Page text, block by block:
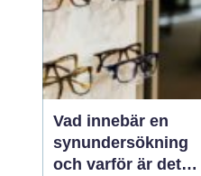
Vad innebär en
synundersökning
och varför är det